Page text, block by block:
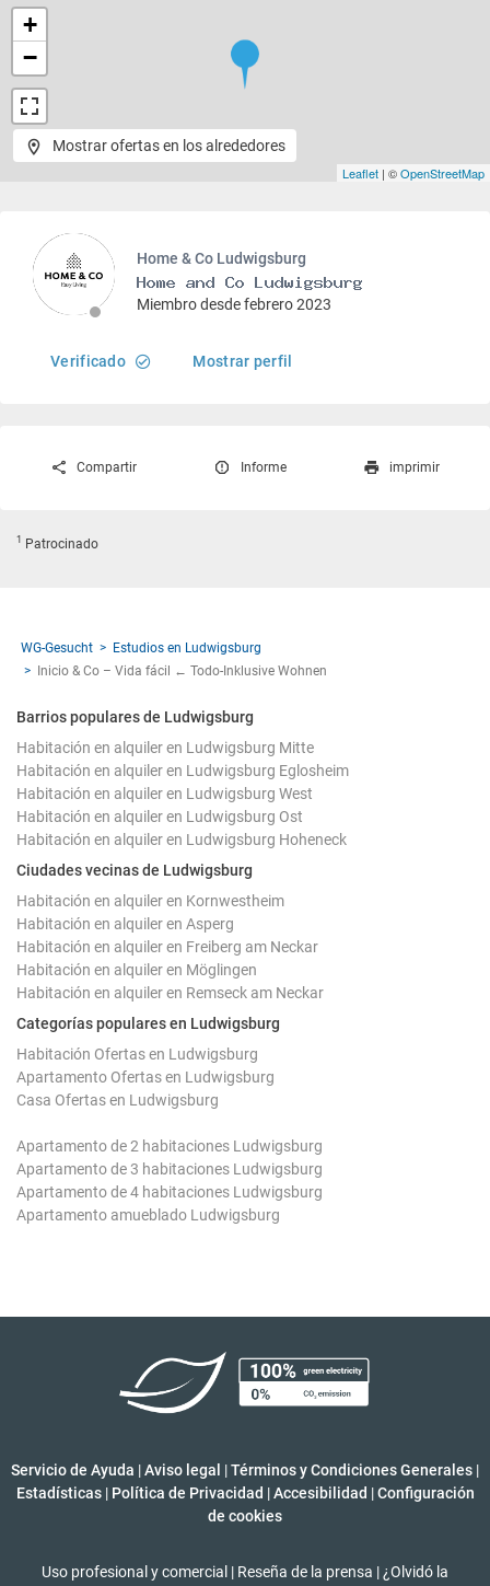
+
−
Leaflet | ©OpenStreetMap
Mostrar ofertas en los alrededores
Home & Co Ludwigsburg
Miembro desde febrero 2023
Verificado Mostrar perfil
Compartir Informe imprimir
1 Patrocinado
WG-Gesucht
Estudios en Ludwigsburg
Inicio & Co – Vida fácil ← Todo-Inklusive Wohnen
Barrios populares de Ludwigsburg
Habitación en alquiler en Ludwigsburg Mitte
Habitación en alquiler en Ludwigsburg Eglosheim
Habitación en alquiler en Ludwigsburg West
Habitación en alquiler en Ludwigsburg Ost
Habitación en alquiler en Ludwigsburg Hoheneck
Ciudades vecinas de Ludwigsburg
Habitación en alquiler en Kornwestheim
Habitación en alquiler en Asperg
Habitación en alquiler en Freiberg am Neckar
Habitación en alquiler en Möglingen
Habitación en alquiler en Remseck am Neckar
Categorías populares en Ludwigsburg
Habitación Ofertas en Ludwigsburg
Apartamento Ofertas en Ludwigsburg
Casa Ofertas en Ludwigsburg
Apartamento de 2 habitaciones Ludwigsburg
Apartamento de 3 habitaciones Ludwigsburg
Apartamento de 4 habitaciones Ludwigsburg
Apartamento amueblado Ludwigsburg
Servicio de Ayuda |Aviso legal |Términos y Condiciones Generales |
Estadísticas | Política de Privacidad | Accesibilidad | Configuración
de cookies
Uso profesional y comercial | Reseña de la prensa | ¿Olvidó la